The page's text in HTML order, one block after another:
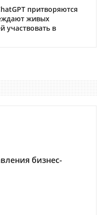
притворяются
живых
участвовать в
бизнес-